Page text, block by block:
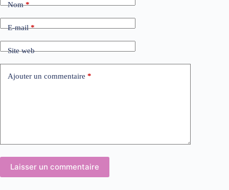
Nom*
E-mail*
Site web
Ajouter un commentaire *
Laisser un commentaire